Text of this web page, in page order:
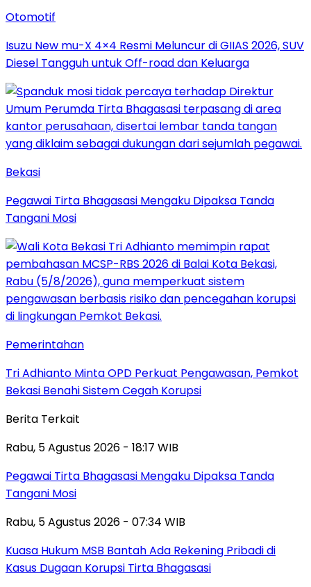
Otomotif
Isuzu New mu-X 4×4 Resmi Meluncur di GIIAS 2026, SUV
Diesel Tangguh untuk Off-road dan Keluarga
Bekasi
Pegawai Tirta Bhagasasi Mengaku Dipaksa Tanda
Tangani Mosi
Pemerintahan
Tri Adhianto Minta OPD Perkuat Pengawasan, Pemkot
Bekasi Benahi Sistem Cegah Korupsi
Berita Terkait
Rabu, 5 Agustus 2026 - 18:17 WIB
Pegawai Tirta Bhagasasi Mengaku Dipaksa Tanda
Tangani Mosi
Rabu, 5 Agustus 2026 - 07:34 WIB
Kuasa Hukum MSB Bantah Ada Rekening Pribadi di
Kasus Dugaan Korupsi Tirta Bhagasasi